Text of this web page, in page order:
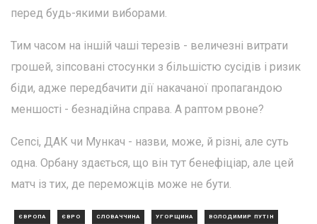
перед будь-якими виборами.
Тим часом на іншій чаші терезів - величезні витрати
грошей, зіпсовані стосунки з більшістю сусідів і ризик
біди, адже передбачити дії накачаної пропагандою
меншості - безнадійна справа. А раптом рвоне?
Сепсі, ДАК чи Мункач - назви, може, й різні, але суть
одна. Орбану здається, що він тут бенефіціар, але цей
матч із тих, де переможців може не бути.
ЄВРОПА ЄВРО СЛОВАЧЧИНА УГОРЩИНА ВОЛОДИМИР ПУТІН